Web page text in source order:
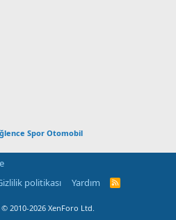
Spor Otomobil
politikası Yardım
R
© 2010-2026 XenForo Ltd.